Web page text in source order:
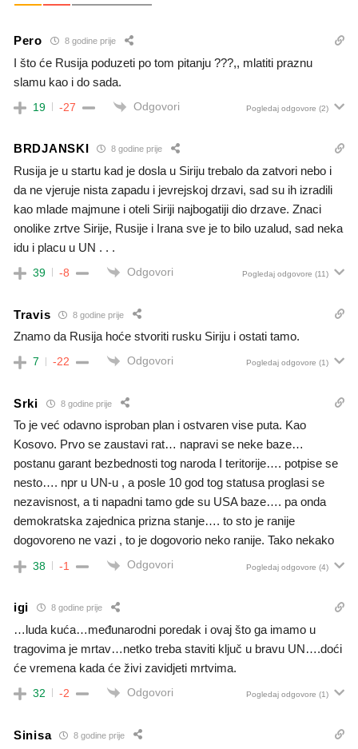
Pero 8 godine prije
I što će Rusija poduzeti po tom pitanju ???,, mlatiti praznu
slamu kao i do sada.
19 -27 Odgovori Pogledaj odgovore (2)
BRDJANSKI 8 godine prije
Rusija je u startu kad je dosla u Siriju trebalo da zatvori nebo i
da ne vjeruje nista zapadu i jevrejskoj drzavi, sad su ih izradili
kao mlade majmune i oteli Siriji najbogatiji dio drzave. Znaci
onolike zrtve Sirije, Rusije i Irana sve je to bilo uzalud, sad neka
idu i placu u UN . . .
39 -8 Odgovori Pogledaj odgovore (11)
Travis 8 godine prije
Znamo da Rusija hoće stvoriti rusku Siriju i ostati tamo.
7 -22 Odgovori Pogledaj odgovore (1)
Srki 8 godine prije
To je već odavno isproban plan i ostvaren vise puta. Kao
Kosovo. Prvo se zaustavi rat… napravi se neke baze…
postanu garant bezbednosti tog naroda I teritorije…. potpise se
nesto…. npr u UN-u , a posle 10 god tog statusa proglasi se
nezavisnost, a ti napadni tamo gde su USA baze…. pa onda
demokratska zajednica prizna stanje…. to sto je ranije
dogovoreno ne vazi , to je dogovorio neko ranije. Tako nekako
38 -1 Odgovori Pogledaj odgovore (4)
igi 8 godine prije
…luda kuća…međunarodni poredak i ovaj što ga imamo u
tragovima je mrtav…netko treba staviti ključ u bravu UN….doći
će vremena kada će živi zavidjeti mrtvima.
32 -2 Odgovori Pogledaj odgovore (1)
Sinisa 8 godine prije